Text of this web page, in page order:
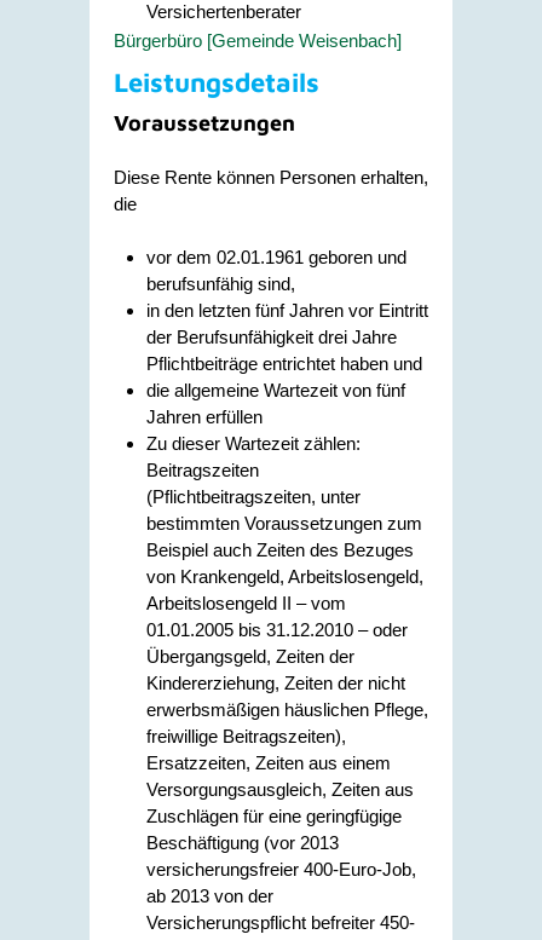
Versichertenberater
Bürgerbüro [Gemeinde Weisenbach]
Leistungsdetails
Voraussetzungen
Diese Rente können Personen erhalten,
die
vor dem 02.01.1961 geboren und
berufsunfähig sind,
in den letzten fünf Jahren vor Eintritt
der Berufsunfähigkeit drei Jahre
Pflichtbeiträge entrichtet haben und
die allgemeine Wartezeit von fünf
Jahren erfüllen
Zu dieser Wartezeit zählen:
Beitragszeiten
(Pflichtbeitragszeiten, unter
bestimmten Voraussetzungen zum
Beispiel auch Zeiten des Bezuges
von Krankengeld, Arbeitslosengeld,
Arbeitslosengeld II – vom
01.01.2005 bis 31.12.2010 – oder
Übergangsgeld, Zeiten der
Kindererziehung, Zeiten der nicht
erwerbsmäßigen häuslichen Pflege,
freiwillige Beitragszeiten),
Ersatzzeiten, Zeiten aus einem
Versorgungsausgleich, Zeiten aus
Zuschlägen für eine geringfügige
Beschäftigung (vor 2013
versicherungsfreier 400-Euro-Job,
ab 2013 von der
Versicherungspflicht befreiter 450-